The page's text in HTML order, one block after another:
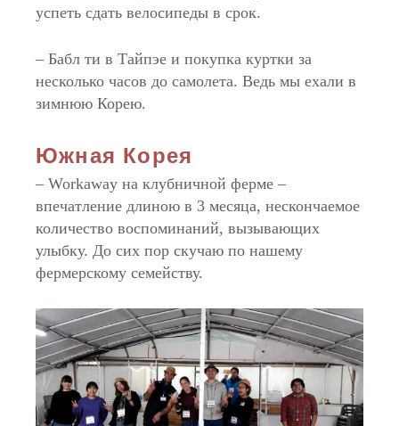
успеть сдать велосипеды в срок.
– Бабл ти в Тайпэе и покупка куртки за
несколько часов до самолета. Ведь мы ехали в
зимнюю Корею.
Южная Корея
– Workaway на клубничной ферме –
впечатление длиною в 3 месяца, нескончаемое
количество воспоминаний, вызывающих
улыбку. До сих пор скучаю по нашему
фермерскому семейству.